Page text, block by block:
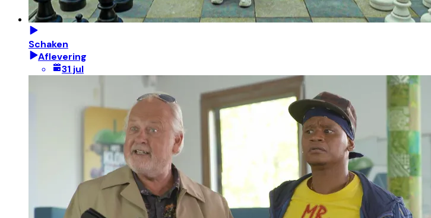
Schaken
Aflevering
31 jul